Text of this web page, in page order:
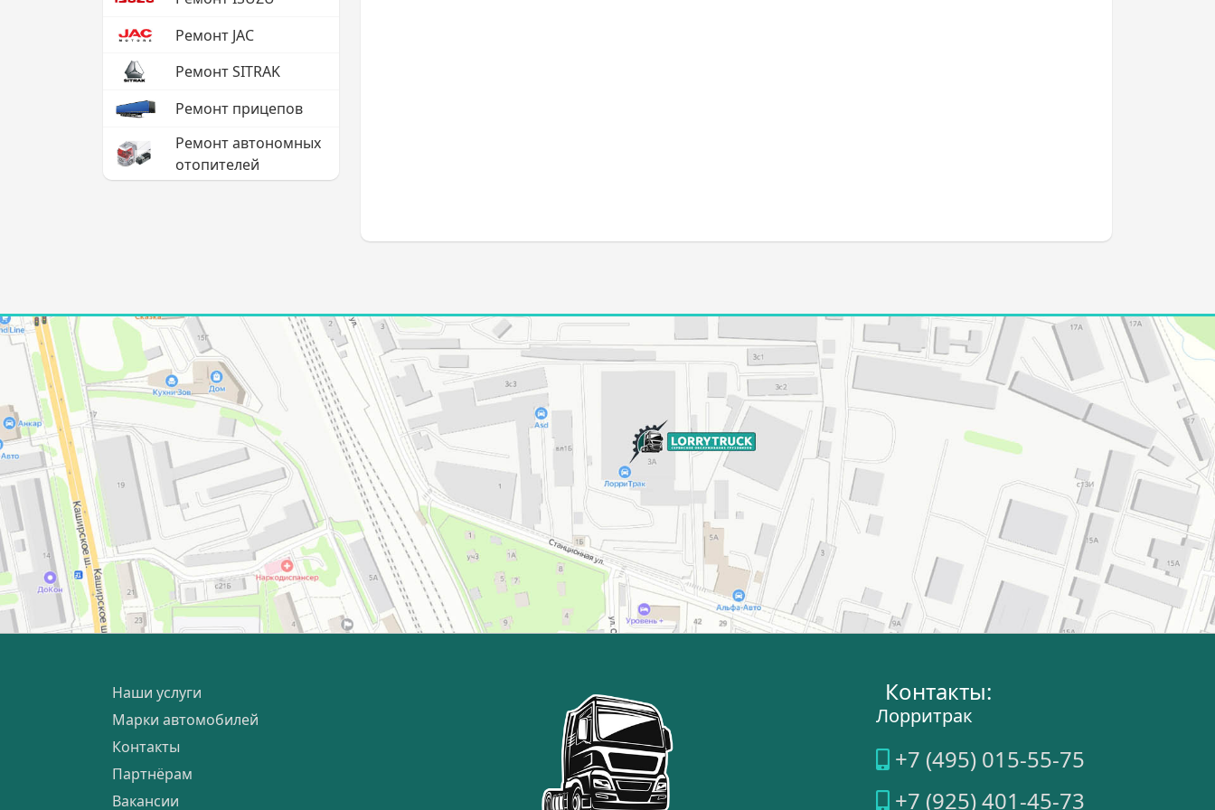
Ремонт JAC
Ремонт SITRAK
Ремонт прицепов
Ремонт автономных
отопителей
Наши услуги
Марки автомобилей
Контакты
Партнёрам
Вакансии
Контакты:
Лорритрак
+7 (495) 015-55-75
+7 (925) 401-45-73